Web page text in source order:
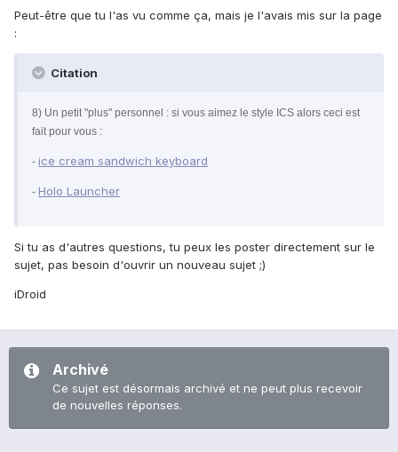
Peut-être que tu l'as vu comme ça, mais je l'avais mis sur la page
:
Citation
8) Un petit "plus" personnel : si vous aimez le style ICS alors ceci est
fait pour vous :
- ice cream sandwich keyboard
- Holo Launcher
Si tu as d'autres questions, tu peux les poster directement sur le
sujet, pas besoin d'ouvrir un nouveau sujet ;)
iDroid
Archivé
Ce sujet est désormais archivé et ne peut plus recevoir
de nouvelles réponses.